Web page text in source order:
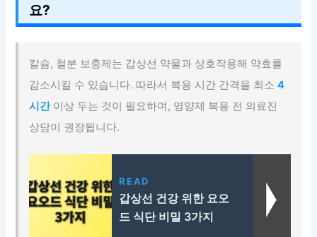
요?
칼슘, 철분 보충제는 갑상선 약물과 상호작용해 약효를
감소시킬 수 있습니다. 따라서 복용 시간 간격을 최소4
시간이상 두는 것이 필요하며, 영양제 복용 전 의료진
상담이 권장됩니다.
READ
갑상선 건강 위한 요오
드 식단 비밀 3가지